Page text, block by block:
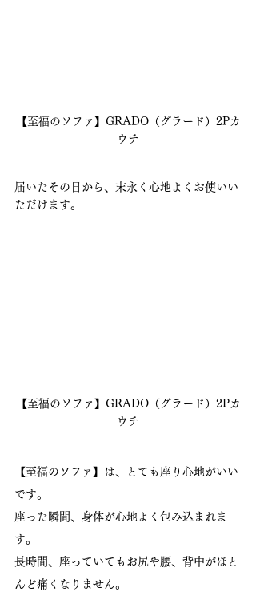
【至福のソファ】GRADO（グラード）2Pカ
ウチ
届いたその日から、末永く心地よくお使いい
ただけます。
【至福のソファ】GRADO（グラード）2Pカ
ウチ
【至福のソファ】は、とても座り心地がいい
です。
座った瞬間、身体が心地よく包み込まれま
す。
長時間、座っていてもお尻や腰、背中がほと
んど痛くなりません。